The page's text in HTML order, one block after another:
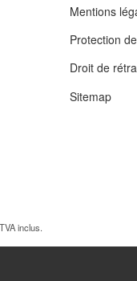
Mentions
Protection
Droit de
Sitemap
inclus.